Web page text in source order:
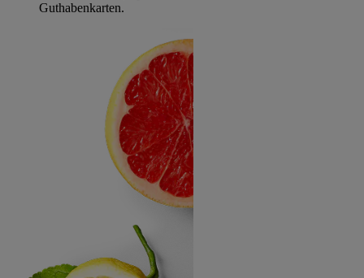
Guthabenkarten.